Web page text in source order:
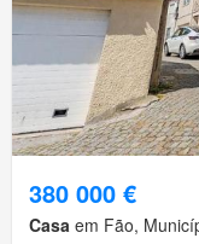
380 000 €
Casa em Fão,